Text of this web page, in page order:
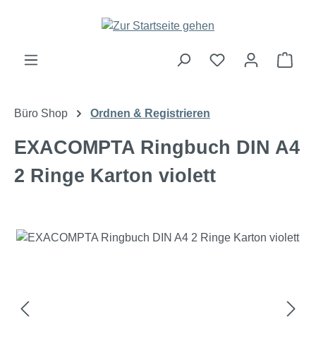
Zum Hauptinhalt springen
Büro Shop Ordnen & Registrieren
EXACOMPTA Ringbuch DIN A4
2 Ringe Karton violett
Bildergalerie überspringen